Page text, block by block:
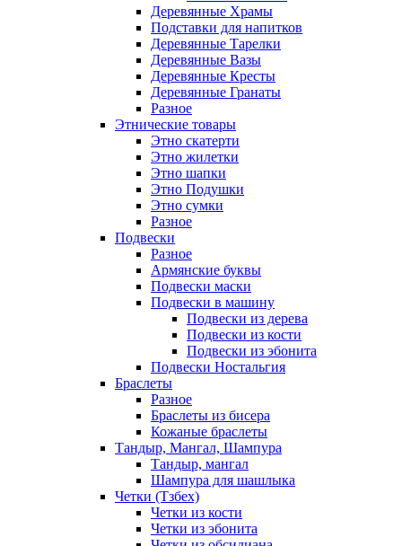
Деревянные Храмы
Подставки для напитков
Деревянные Тарелки
Деревянные Вазы
Деревянные Кресты
Деревянные Гранаты
Разное
Этнические товары
Этно скатерти
Этно жилетки
Этно шапки
Этно Подушки
Этно сумки
Разное
Подвески
Разное
Армянские буквы
Подвески маски
Подвески в машину
Подвески из дерева
Подвески из кости
Подвески из эбонита
Подвески Ностальгия
Браслеты
Разное
Браслеты из бисера
Кожаные браслеты
Тандыр, Мангал, Шампура
Тандыр, мангал
Шампура для шашлыка
Четки (Тзбех)
Четки из кости
Четки из эбонита